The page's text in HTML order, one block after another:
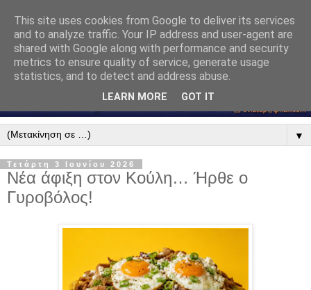
▼
Τετάρτη 3 Ιουνίου 2026
Νέα άφιξη στον Κούλη… Ήρθε ο
Γυροβόλος!
This site uses cookies from Google to deliver its services
and to analyze traffic. Your IP address and user-agent are
shared with Google along with performance and security
metrics to ensure quality of service, generate usage
statistics, and to detect and address abuse.
LEARN MORE GOT IT